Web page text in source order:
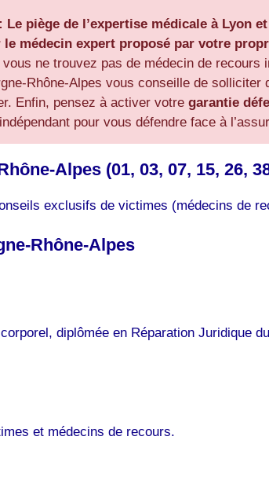
Le piège de l’expertise médicale à Lyon
le médecin expert proposé par votre
ne trouvez pas de médecin de recours
Rhône-Alpes vous conseille de solliciter
Enfin, pensez à activer votre garantie
pour vous défendre face à
Alpes (01, 03, 07, 15, 26,
exclusifs de victimes (médecins de
Rhône-Alpes
diplômée en Réparation Juridique
et médecins de recours.